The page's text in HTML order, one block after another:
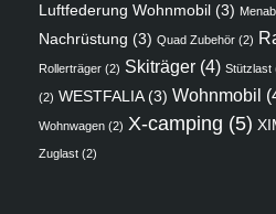
Luftfederung Wohnmobil (3)
Nachrüstung (3) Quad Zubehör (2)
Rollerträger (2) Skiträger (4) Stützlast
(2) WESTFALIA(3) Wohnmobil
Wohnwagen (2) X-camping (5)
Zuglast (2)